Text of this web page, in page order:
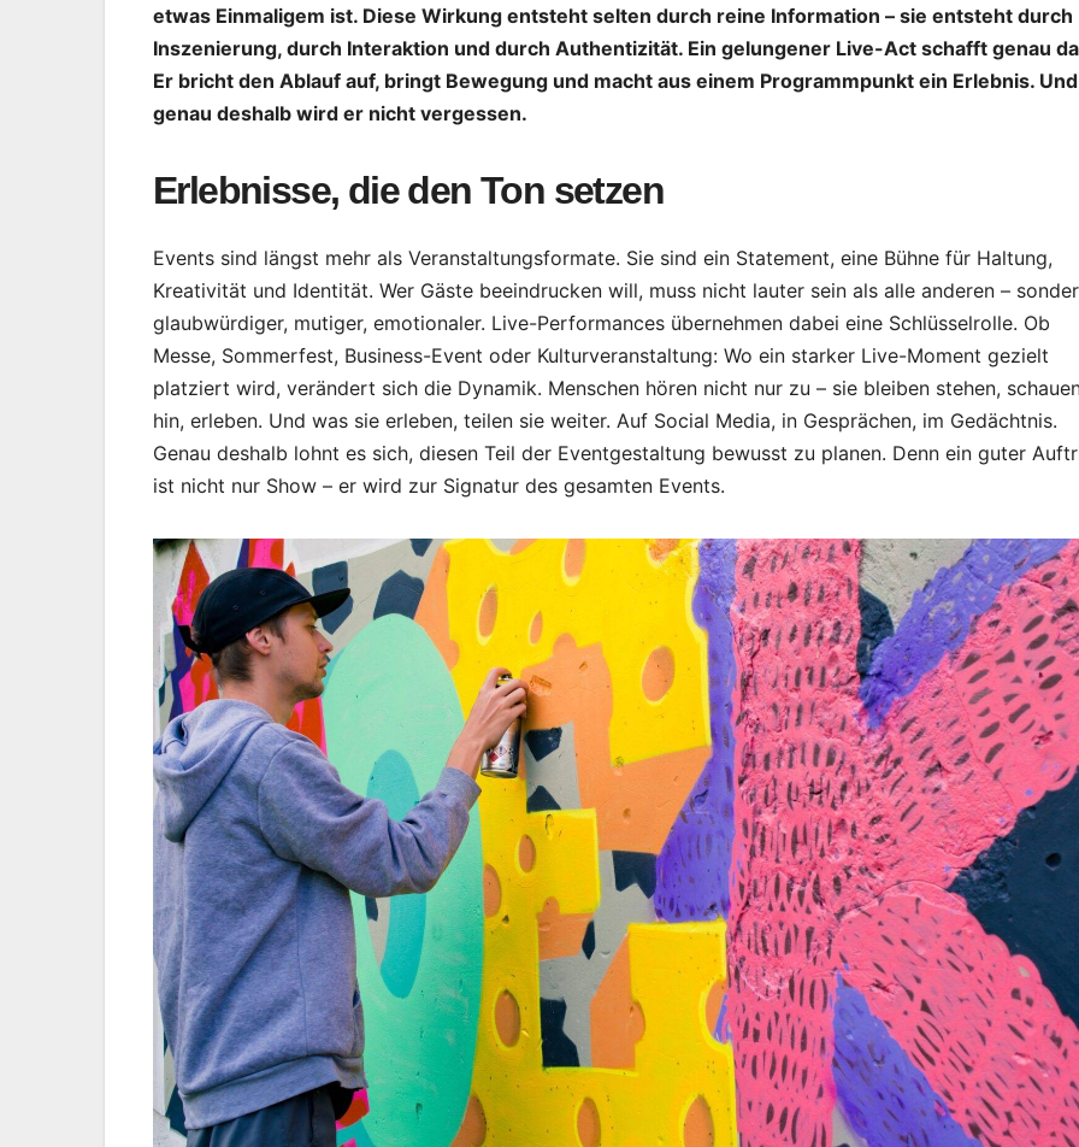
etwas Einmaligem ist. Diese Wirkung entsteht selten durch reine Information – sie entsteht durch
Inszenierung, durch Interaktion und durch Authentizität. Ein gelungener Live-Act schafft genau
Er bricht den Ablauf auf, bringt Bewegung und macht aus einem Programmpunkt ein Erlebnis. Und
genau deshalb wird er nicht vergessen.
Erlebnisse, die den Ton setzen
Events sind längst mehr als Veranstaltungsformate. Sie sind ein Statement, eine Bühne für Haltung,
Kreativität und Identität. Wer Gäste beeindrucken will, muss nicht lauter sein als alle anderen –
glaubwürdiger, mutiger, emotionaler. Live-Performances übernehmen dabei eine Schlüsselrolle. Ob
Messe, Sommerfest, Business-Event oder Kulturveranstaltung: Wo ein starker Live-Moment gezielt
platziert wird, verändert sich die Dynamik. Menschen hören nicht nur zu – sie bleiben stehen,
hin, erleben. Und was sie erleben, teilen sie weiter. Auf Social Media, in Gesprächen, im Gedächtnis.
Genau deshalb lohnt es sich, diesen Teil der Eventgestaltung bewusst zu planen. Denn ein guter
ist nicht nur Show – er wird zur Signatur des gesamten Events.
Täler –
Entdecke
abseits der
Touristenpfad
e
deine